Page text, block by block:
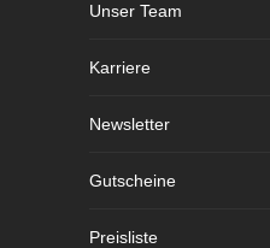
Unser Team
Karriere
Newsletter
Gutscheine
Preisliste